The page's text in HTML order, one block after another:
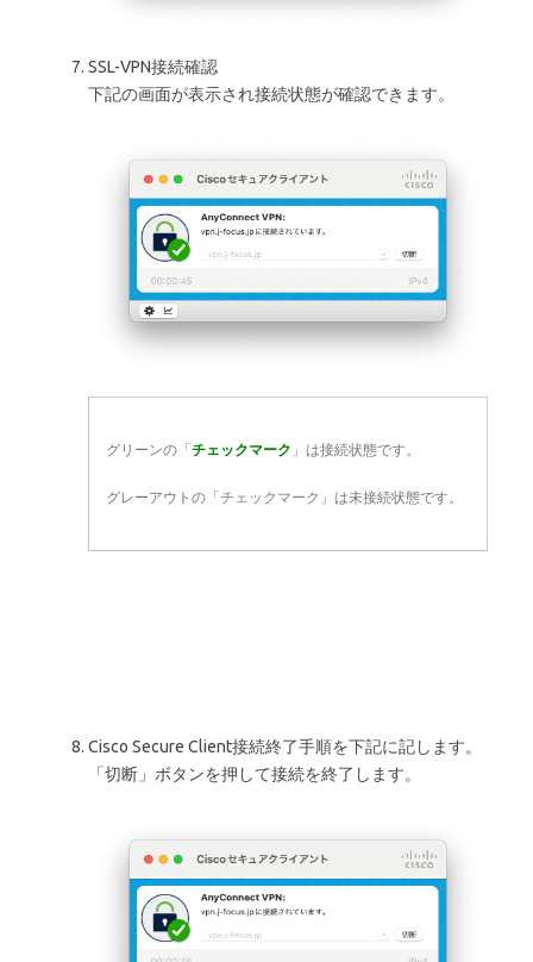
SSL-VPN接続確認
下記の画面が表示され接続状態が確認できます。
グリーンの「 チェックマーク 」は接続状態です。
グレーアウトの「 チェックマーク 」は未接続状態です。
Cisco Secure Client接続終了手順を下記に記します。
「切断」ボタンを押して接続を終了します。